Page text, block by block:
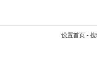
设置首页 -